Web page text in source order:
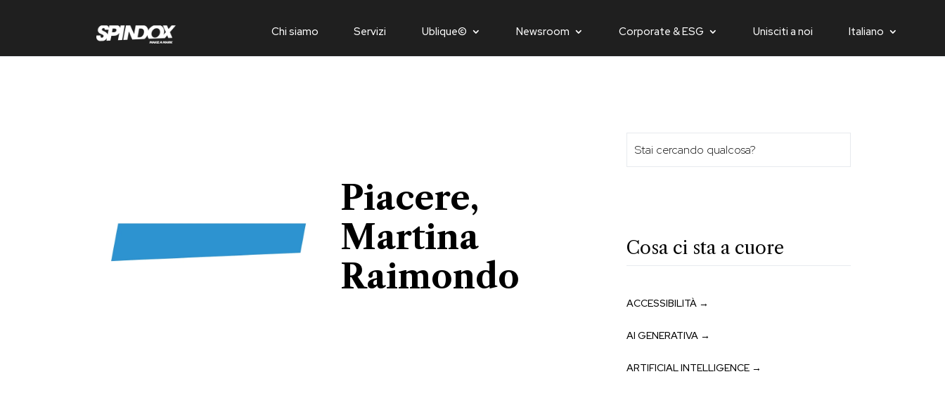
Chi siamo Servizi Ublique© Newsroom Corporate & ESG Unisciti a noi Italiano
Piacere,
Martina
Raimondo
Cosa ci sta a cuore
ACCESSIBILITÀ →
AI GENERATIVA →
ARTIFICIAL INTELLIGENCE →